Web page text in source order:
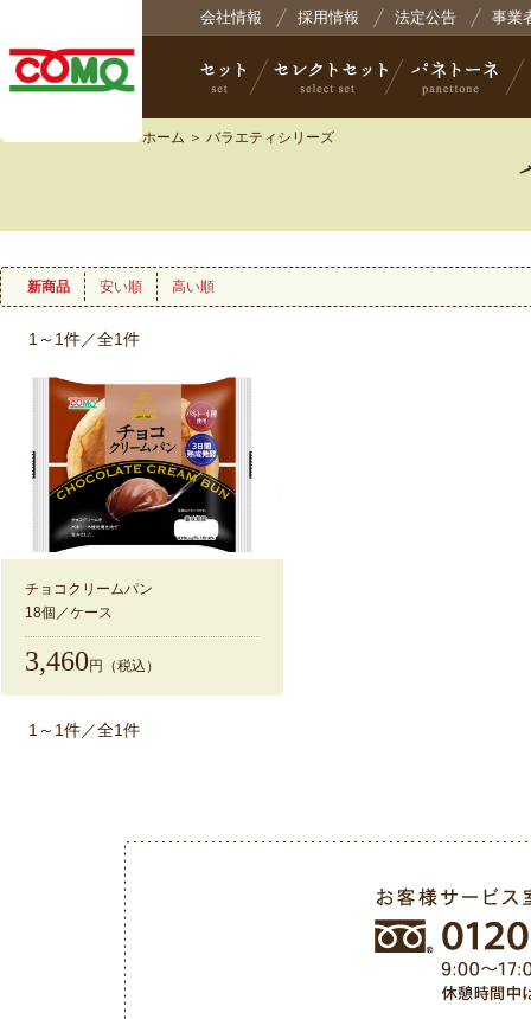
株式会社コモ
会社情報 採用情報 法定公告 事業
ホーム ＞ バラエティシリーズ
新商品 安い順 高い順
1～1件／全1件
チョコクリームパン
18個／ケース
3,460 円（税込）
1～1件／全1件